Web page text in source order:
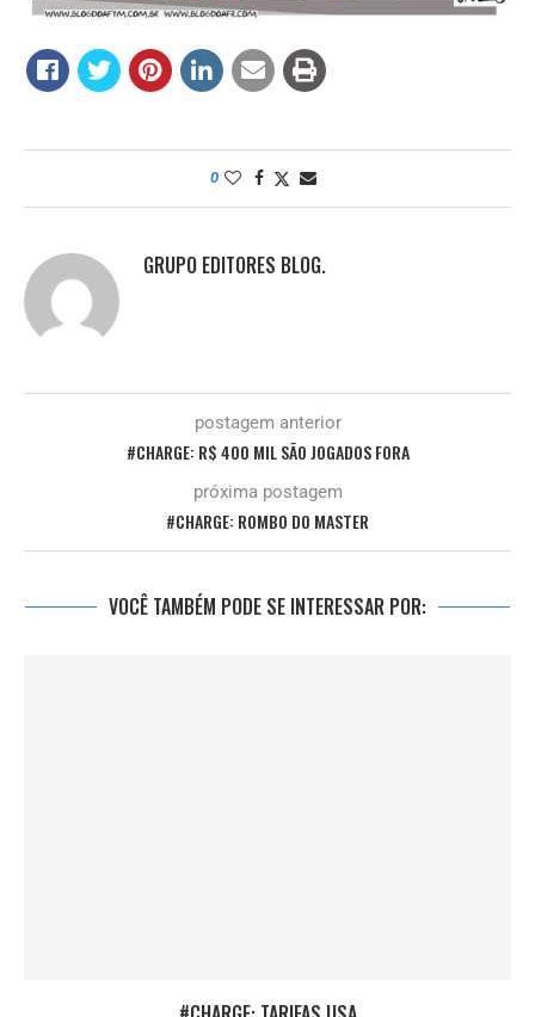
0
GRUPO EDITORES BLOG.
postagem anterior
#CHARGE: R$ 400 MIL SÃO JOGADOS FORA
próxima postagem
#CHARGE: ROMBO DO MASTER
VOCÊ TAMBÉM PODE SE INTERESSAR POR: